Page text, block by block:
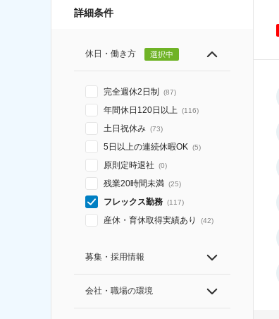
詳細条件
休日・働き方 選択中
完全週休2日制 (87)
年間休日120日以上 (116)
土日祝休み (73)
5日以上の連続休暇OK (5)
原則定時退社 (0)
残業20時間未満 (25)
フレックス勤務 (117)
産休・育休取得実績あり (42)
募集・採用情報
会社・職場の環境